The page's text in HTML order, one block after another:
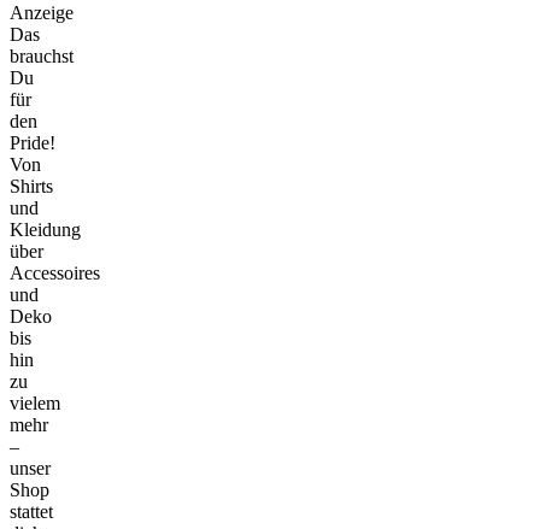
Anzeige
Das
brauchst
Du
für
den
Pride!
Von
Shirts
und
Kleidung
über
Accessoires
und
Deko
bis
hin
zu
vielem
mehr
–
unser
Shop
stattet